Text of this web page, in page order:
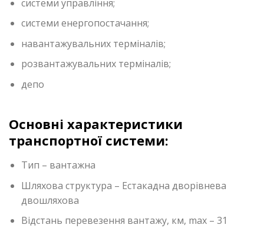
системи управління;
системи енергопостачання;
навантажувальних терміналів;
розвантажувальних терміналів;
депо
Основні характеристики
транспортної системи:
Тип – вантажна
Шляхова структура – Естакадна дворівнева
двошляхова
Відстань перевезення вантажу, км, max – 31